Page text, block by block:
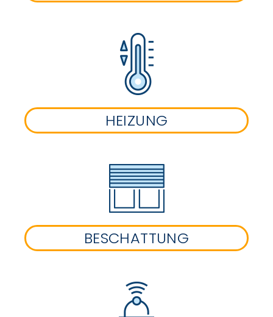
HEIZUNG
BESCHATTUNG